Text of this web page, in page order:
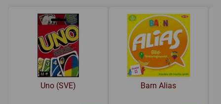
Försälj. rank:7924/18139
Uno (SVE) Barn Alias